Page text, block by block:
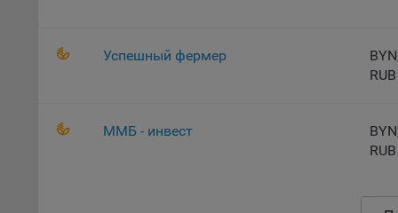
Inc.
Успешный фермер
RUB
ММБ - инвест
RUB